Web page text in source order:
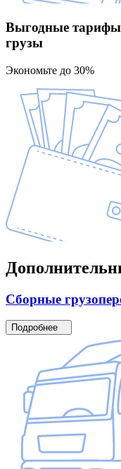
Выгодные тарифы
грузы
Экономьте до 30%
Сборные
Подробнее